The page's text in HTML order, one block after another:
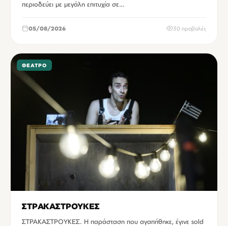
περιοδεύει με μεγάλη επιτυχία σε…
05/08/2026 30 προβολές
ΘΈΑΤΡΟ
ΣΤΡΑΚΑΣΤΡΟΥΚΕΣ
ΣΤΡΑΚΑΣΤΡΟΥΚΕΣ. Η παράσταση που αγαπήθηκε, έγινε sold